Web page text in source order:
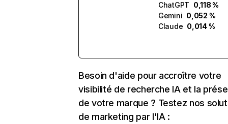
ChatGPT 0,118 %
Gemini 0,052 %
Claude 0,014 %
Besoin d'aide pour accroître votre
visibilité de recherche IA et la
de votre marque ? Testez nos
de marketing par l'IA :